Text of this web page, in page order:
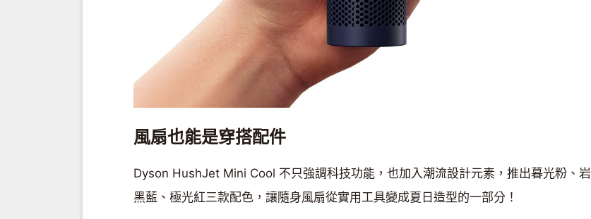
風扇也能是穿搭配件
Dyson HushJet Mini Cool 不只強調科技功能，也加入潮流設計元素，推出暮光粉、岩
黑藍、極光紅三款配色，讓隨身風扇從實用工具變成夏日造型的一部分！